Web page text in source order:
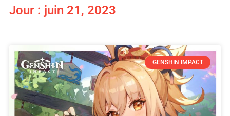
Jour : juin 21, 2023
GENSHIN IMPACT